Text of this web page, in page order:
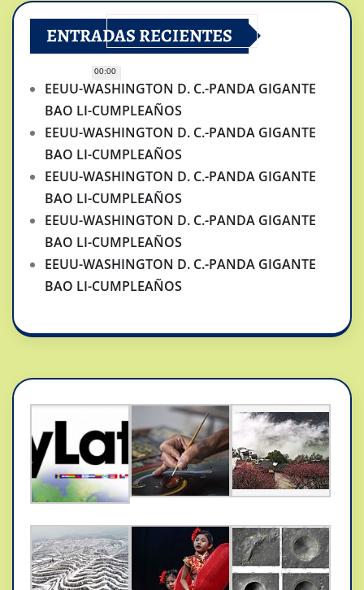
00:00
ENTRADAS RECIENTES
EEUU-WASHINGTON D. C.-PANDA GIGANTE
BAO LI-CUMPLEAÑOS
EEUU-WASHINGTON D. C.-PANDA GIGANTE
BAO LI-CUMPLEAÑOS
EEUU-WASHINGTON D. C.-PANDA GIGANTE
BAO LI-CUMPLEAÑOS
EEUU-WASHINGTON D. C.-PANDA GIGANTE
BAO LI-CUMPLEAÑOS
EEUU-WASHINGTON D. C.-PANDA GIGANTE
BAO LI-CUMPLEAÑOS